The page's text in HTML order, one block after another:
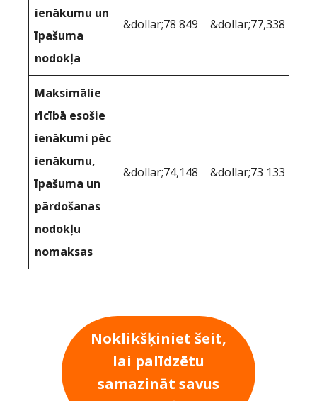
ienākumu un
īpašuma
nodokļa
&dollar;78 849 &dollar;77,338
Maksimālie
rīcībā esošie
ienākumi pēc
ienākumu,
īpašuma un
pārdošanas
nodokļu
nomaksas
&dollar;74,148 &dollar;73 133
Noklikšķiniet šeit,
lai palīdzētu
samazināt savus